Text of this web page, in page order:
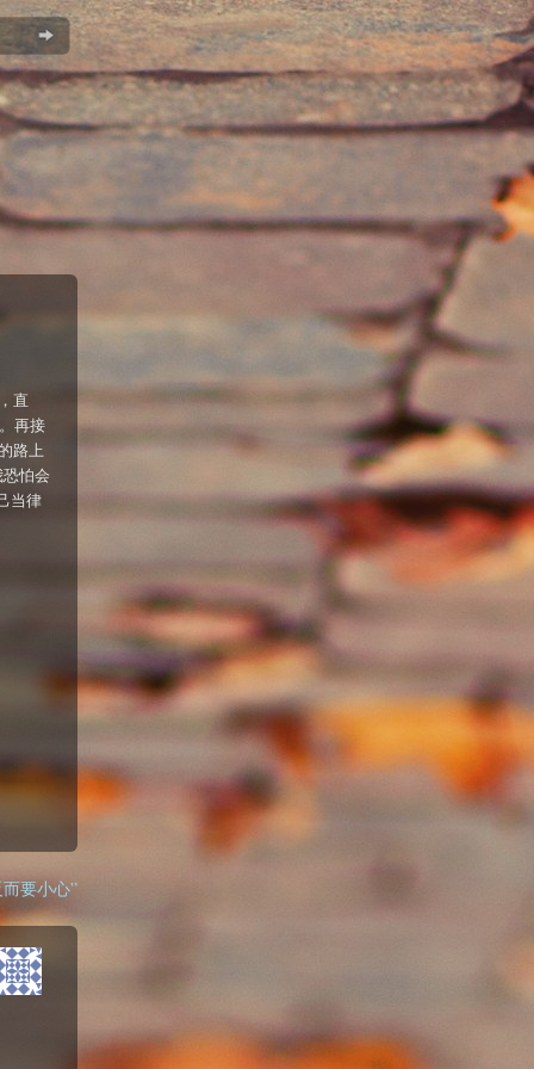
直
再接
路上
怕会
当律
而要小心”